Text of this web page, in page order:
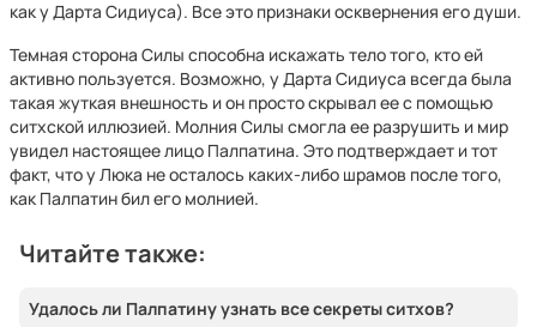
как у Дарта Сидиуса). Все это признаки осквернения его души.
Темная сторона Силы способна искажать тело того, кто ей
активно пользуется. Возможно, у Дарта Сидиуса всегда была
такая жуткая внешность и он просто скрывал ее с помощью
ситхской иллюзией. Молния Силы смогла ее разрушить и мир
увидел настоящее лицо Палпатина. Это подтверждает и тот
факт, что у Люка не осталось каких-либо шрамов после того,
как Палпатин бил его молнией.
Читайте также:
Удалось ли Палпатину узнать все секреты ситхов?